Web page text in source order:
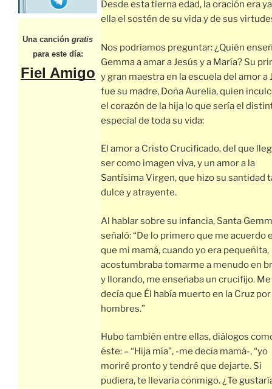
Una canción gratis
para este día:
Fiel Amigo
Desde esta tierna edad, la oración era
ella el sostén de su vida y de sus
Nos podríamos preguntar: ¿Quién
Gemma a amar a Jesús y a María? Su
y gran maestra en la escuela del amor a
fue su madre, Doña Aurelia, quien
el corazón de la hija lo que sería el
especial de toda su vida:
El amor a Cristo Crucificado, del que
ser como imagen viva, y un amor a la
Santísima Virgen, que hizo su santidad
dulce y atrayente.
Al hablar sobre su infancia, Santa
señaló: “De lo primero que me acuerdo
que mi mamá, cuando yo era pequeñita,
acostumbraba tomarme a menudo en
y llorando, me enseñaba un crucifijo. Me
decía que Él había muerto en la Cruz
hombres.”
Hubo también entre ellas, diálogos
éste: – “Hija mía”, -me decía mamá-, “yo
moriré pronto y tendré que dejarte. Si
pudiera, te llevaría conmigo. ¿Te